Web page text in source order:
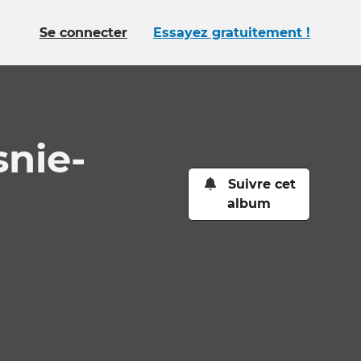
Se connecter Essayez gratuitement !
Suivre cet
album